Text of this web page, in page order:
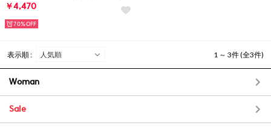
￥4,470
70%
表示順 : 1 ～ 3件 (全3件)
Woman
Sale